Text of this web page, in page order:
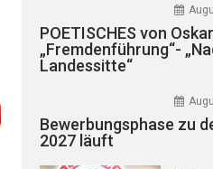
POETISCHES von
„Fremdenführung“-
Landessitte“
Bewerbungsphase zu
2027 läuft